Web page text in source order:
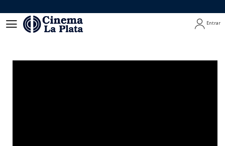
Entrar